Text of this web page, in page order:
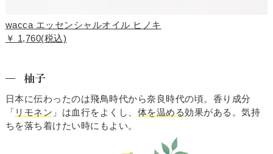
wacca エッセンシャルオイル ヒノキ
￥ 1,760(税込)
柚子
日本に伝わったのは飛鳥時代から奈良時代の頃。香り成分
「 リモネン 」は血行をよくし、 体を温める効果がある。気持
ちを落ち着けたい時にもよい。